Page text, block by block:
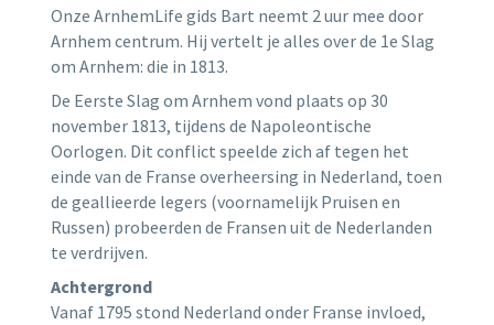
Onze ArnhemLife gids Bart neemt 2 uur mee door
Arnhem centrum. Hij vertelt je alles over de 1e Slag
om Arnhem: die in 1813.
De Eerste Slag om Arnhem vond plaats op 30
november 1813, tijdens de Napoleontische
Oorlogen. Dit conflict speelde zich af tegen het
einde van de Franse overheersing in Nederland, toen
de geallieerde legers (voornamelijk Pruisen en
Russen) probeerden de Fransen uit de Nederlanden
te verdrijven.
Achtergrond
Vanaf 1795 stond Nederland onder Franse invloed,